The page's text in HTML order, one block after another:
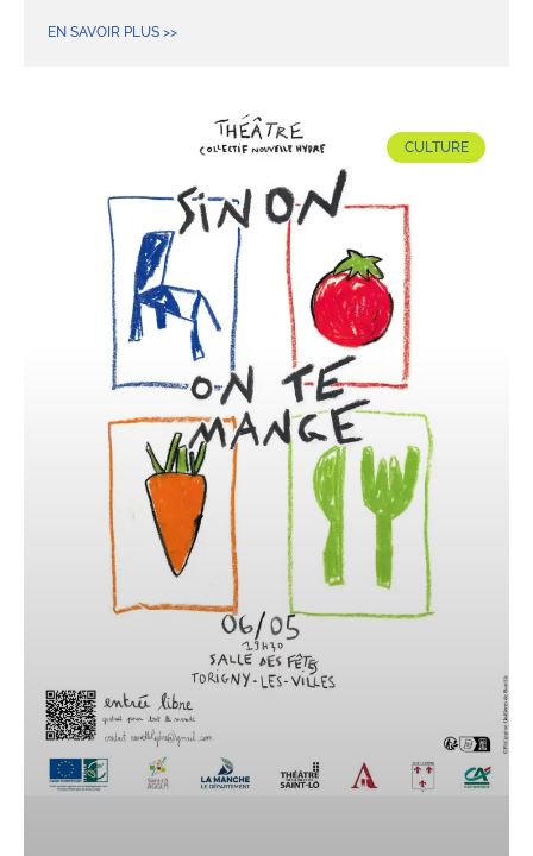
EN SAVOIR PLUS >>
CULTURE